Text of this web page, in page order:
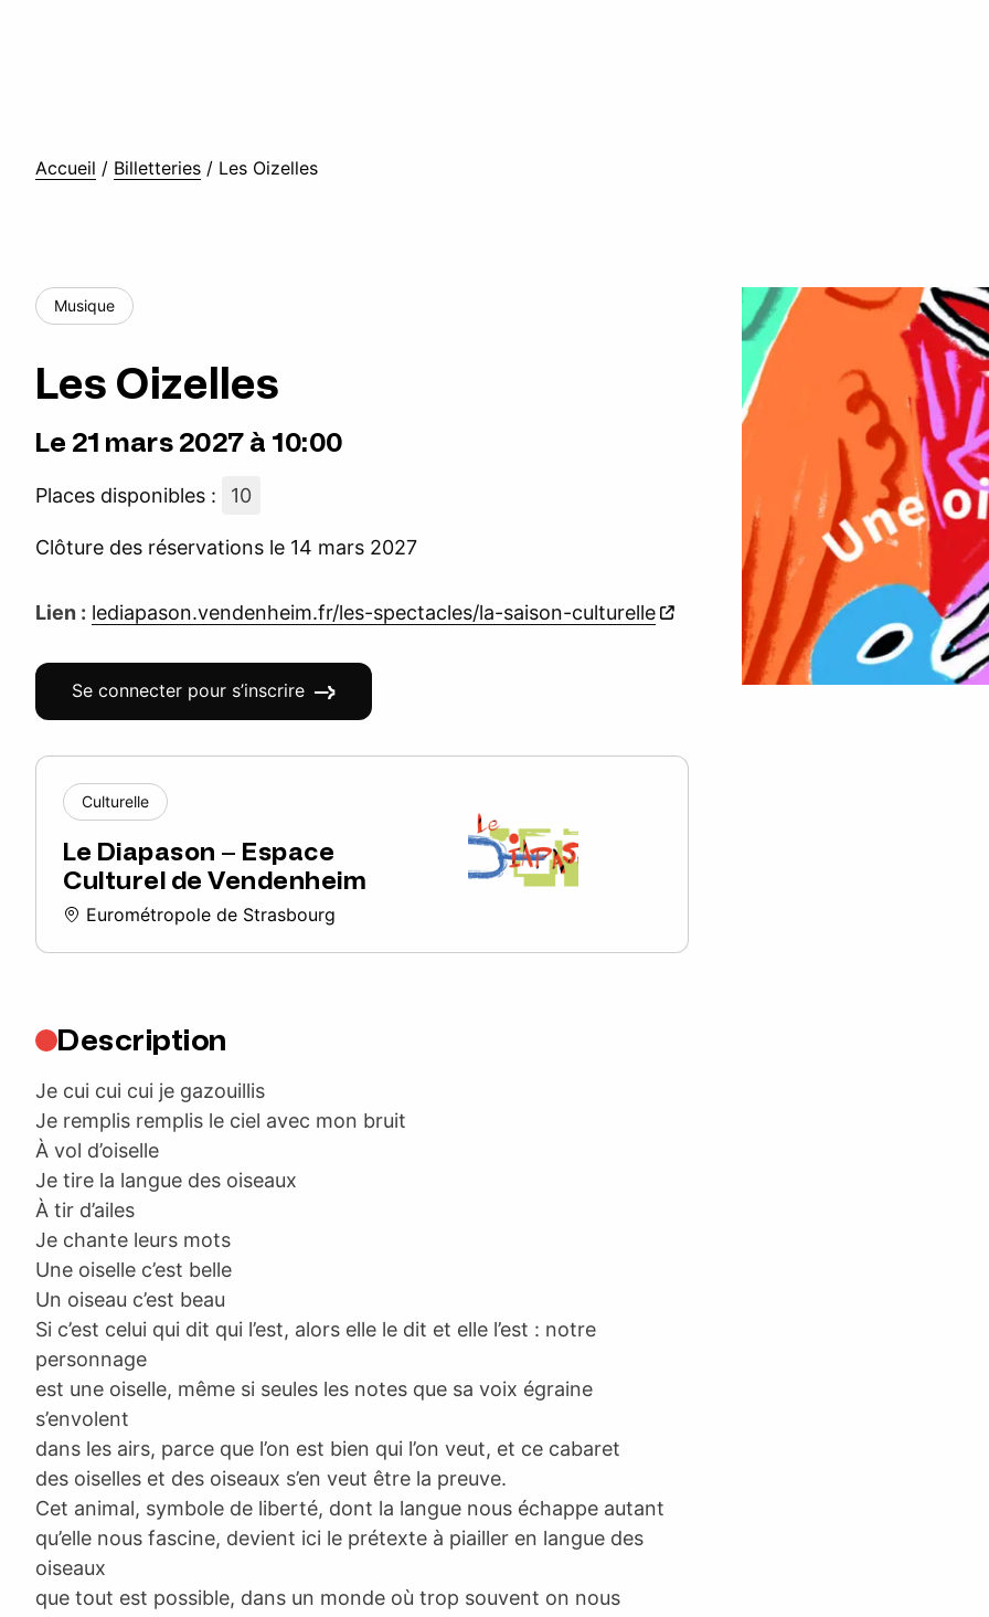
Accueil / Billetteries / Les Oizelles
Musique
Les Oizelles
Le 21 mars 2027 à 10:00
Places disponibles : 10
Clôture des réservations le 14 mars 2027
Lien : lediapason.vendenheim.fr/les-spectacles/la-saison-culturelle
Se connecter pour s’inscrire
Culturelle
Le Diapason – Espace
Culturel de Vendenheim
Eurométropole de Strasbourg
Description
Je cui cui cui je gazouillis
Je remplis remplis le ciel avec mon bruit
À vol d’oiselle
Je tire la langue des oiseaux
À tir d’ailes
Je chante leurs mots
Une oiselle c’est belle
Un oiseau c’est beau
Si c’est celui qui dit qui l’est, alors elle le dit et elle l’est : notre
personnage
est une oiselle, même si seules les notes que sa voix égraine
s’envolent
dans les airs, parce que l’on est bien qui l’on veut, et ce cabaret
des oiselles et des oiseaux s’en veut être la preuve.
Cet animal, symbole de liberté, dont la langue nous échappe autant
qu’elle nous fascine, devient ici le prétexte à piailler en langue des
oiseaux
que tout est possible, dans un monde où trop souvent on nous